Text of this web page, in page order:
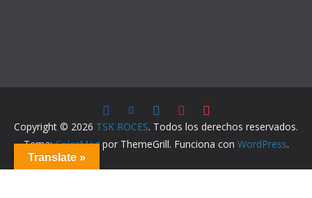
Copyright © 2026 TSK ROCES. Todos los derechos reservados.
Tema:ColorMagpor ThemeGrill. Funciona con WordPress.
Translate »